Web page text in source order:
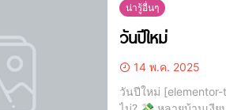
น่ารู้อื่นๆ
วันปีใหม่
14 พ.ค. 2025
วันปีใหม่ [elementor-template id="12184"] [elementor-template id="12187"] -- -- [elementor-template id="12184"] . เคยเป็นหรือ